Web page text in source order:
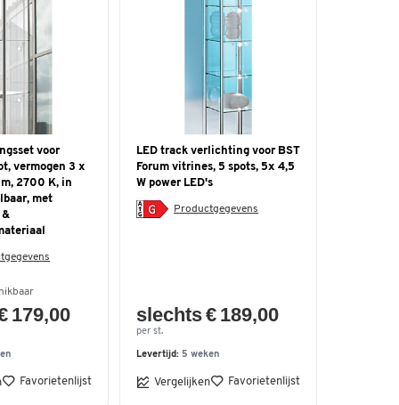
voor
vermogen 3 x
2700 K, in
met
179,00
Favorietenlijst
LED track verlichting voor BST
Forum vitrines, 5 spots, 5x 4,5
W power LED's
Productgegevens
slechts € 189,00
per st.
Levertijd: 5 weken
Vergelijken Favorietenlijst